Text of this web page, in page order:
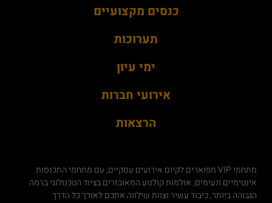
כנסים מקצועיים
תערוכות
ימי עיון
אירועי חברות
הרצאות
מתחמי VIP מפוארים לקיום אירועים עסקיים, עם מתחמי התכנסות
אינטימיים ונעימים, אולמות קולנוע המאובזרים בציוד הטכנולוגי ברמה
הגבוהה ביותר, כיבוד עשיר וצוות שילווה אתכם לאורך כל הדרך